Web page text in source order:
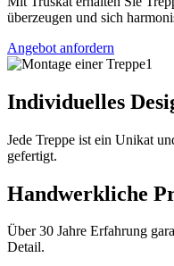
überzeugen und sich
Angebot anfordern
Individuelles
Jede Treppe ist ein Unikat
gefertigt.
Handwerkliche
Über 30 Jahre Erfahrung
Detail.